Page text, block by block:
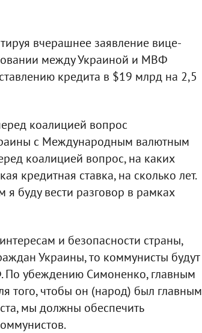
вчерашнее заявление вице-
между Украиной и МВФ
кредита в $19 млрд на 2,5
коалицией вопрос
с Международным валютным
коалицией вопрос, на каких
кредитная ставка, на сколько лет.
я буду вести разговор в рамках
и безопасности страны,
Украины, то коммунисты будут
По убеждению Симоненко, главным
того, чтобы он (народ) был главным
мы должны обеспечить